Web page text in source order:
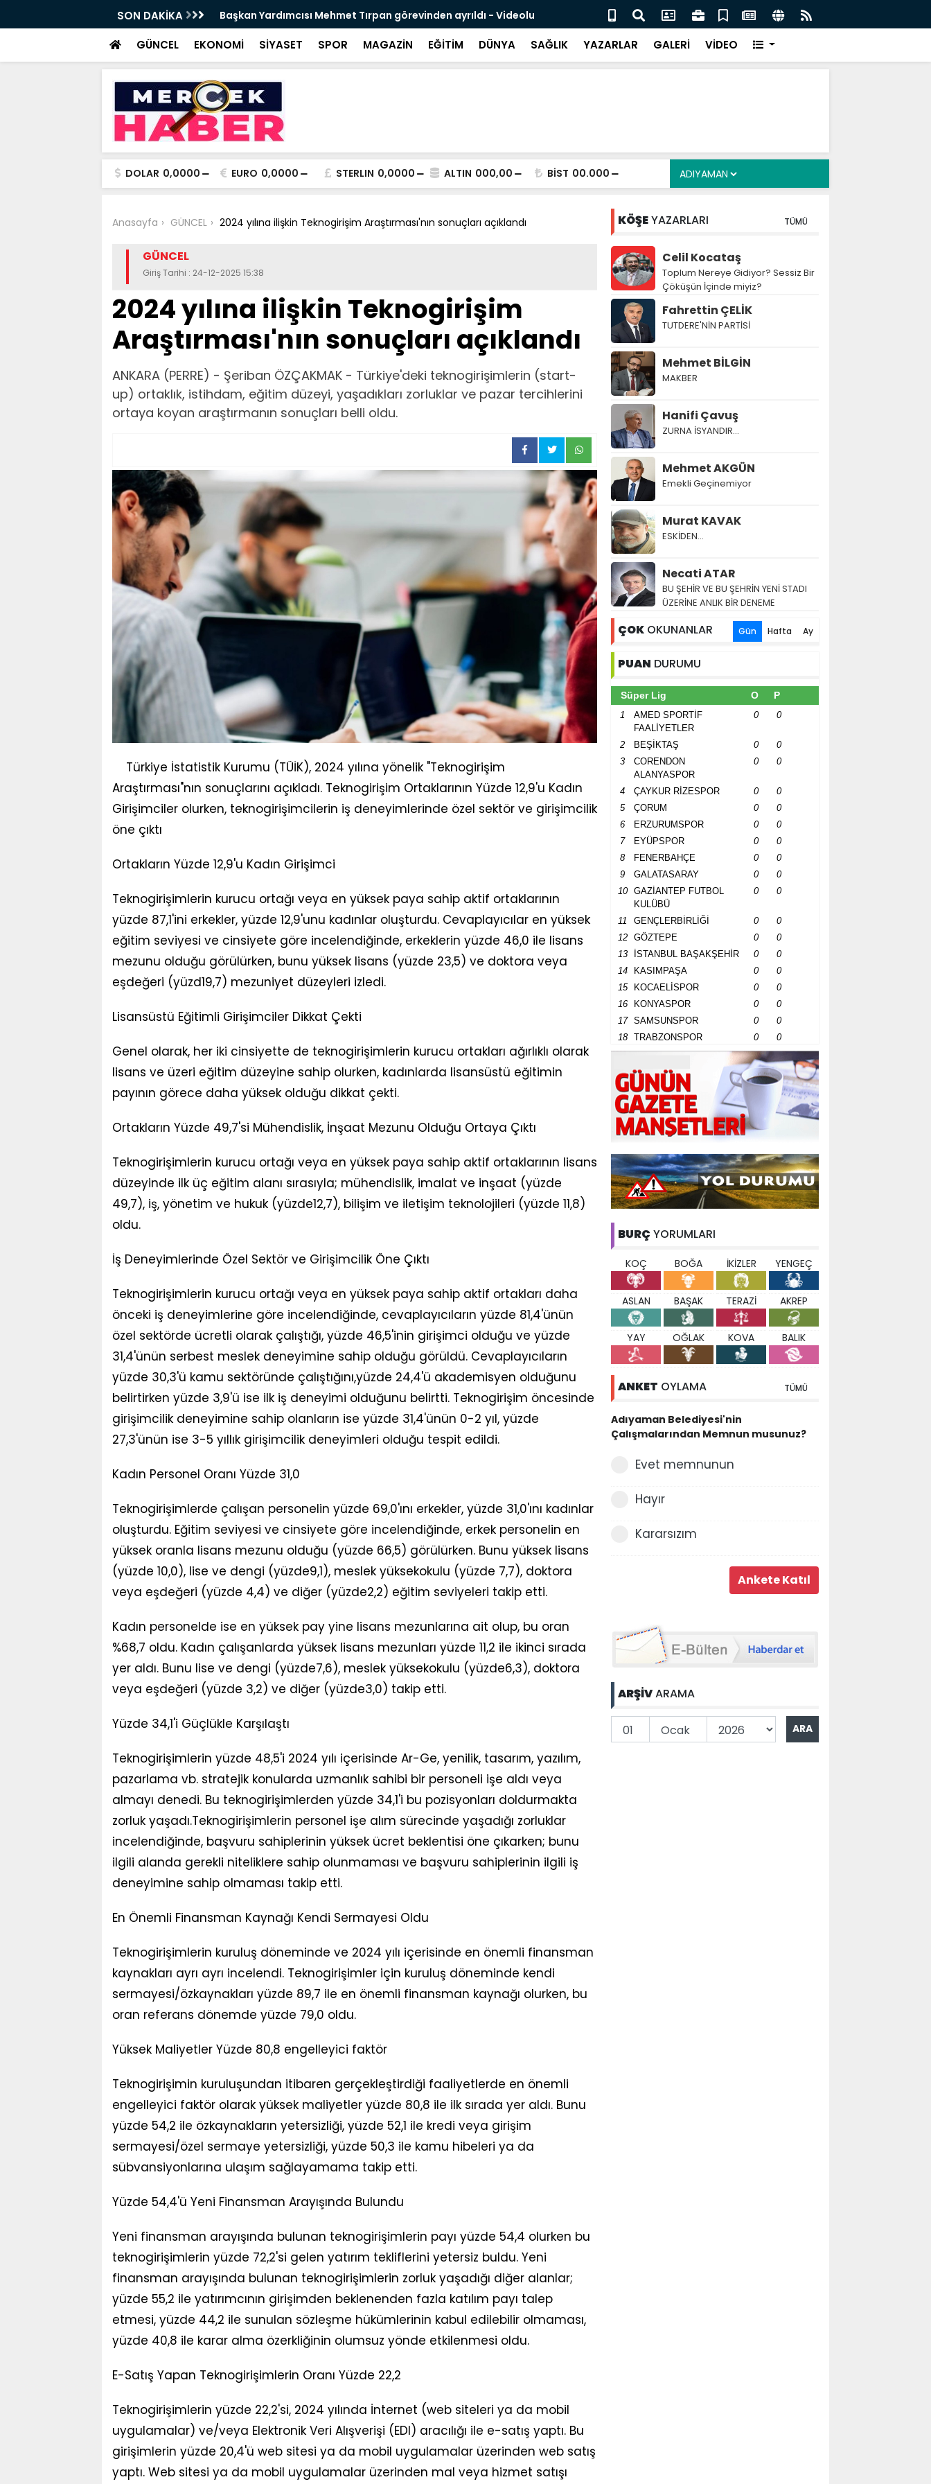
SON DAKİKA
Tırpan görevinden ayrıldı - Videolu Cevdet Yılmaz: Nitelikli İnsan Kaynağı İçin Milli Yetkinlik Hamlesi
TBMM’de Çocuklara Yönelik Düzenleme Teklifi Görüşmeleri
Tamamlandı
GÜNCEL EKONOMİ SİYASET SPOR MAGAZİN EĞİTİM DÜNYA SAĞLIK YAZARLAR GALERİ VİDEO
DOLAR 0,0000 EURO 0,0000 STERLIN 0,0000 ALTIN 000,00 BİST 00.000
Anasayfa GÜNCEL 2024 yılına ilişkin Teknogirişim Araştırması'nın sonuçları açıklandı
GÜNCEL
Giriş Tarihi : 24-12-2025 15:38
2024 yılına ilişkin Teknogirişim
Araştırması'nın sonuçları açıklandı
ANKARA (PERRE) - Şeriban ÖZÇAKMAK - Türkiye'deki teknogirişimlerin (start-
up) ortaklık, istihdam, eğitim düzeyi, yaşadıkları zorluklar ve pazar tercihlerini
ortaya koyan araştırmanın sonuçları belli oldu.
Türkiye İstatistik Kurumu (TÜİK), 2024 yılına yönelik "Teknogirişim
Araştırması"nın sonuçlarını açıkladı. Teknogirişim Ortaklarının Yüzde 12,9'u Kadın
Girişimciler olurken, teknogirişimcilerin iş deneyimlerinde özel sektör ve girişimcilik
öne çıktı
Ortakların Yüzde 12,9'u Kadın Girişimci
Teknogirişimlerin kurucu ortağı veya en yüksek paya sahip aktif ortaklarının
yüzde 87,1'ini erkekler, yüzde 12,9'unu kadınlar oluşturdu. Cevaplayıcılar en yüksek
eğitim seviyesi ve cinsiyete göre incelendiğinde, erkeklerin yüzde 46,0 ile lisans
mezunu olduğu görülürken, bunu yüksek lisans (yüzde 23,5) ve doktora veya
eşdeğeri (yüzd19,7) mezuniyet düzeyleri izledi.
Lisansüstü Eğitimli Girişimciler Dikkat Çekti
Genel olarak, her iki cinsiyette de teknogirişimlerin kurucu ortakları ağırlıklı olarak
lisans ve üzeri eğitim düzeyine sahip olurken, kadınlarda lisansüstü eğitimin
payının görece daha yüksek olduğu dikkat çekti.
Ortakların Yüzde 49,7'si Mühendislik, İnşaat Mezunu Olduğu Ortaya Çıktı
Teknogirişimlerin kurucu ortağı veya en yüksek paya sahip aktif ortaklarının lisans
düzeyinde ilk üç eğitim alanı sırasıyla; mühendislik, imalat ve inşaat (yüzde
49,7), iş, yönetim ve hukuk (yüzde12,7), bilişim ve iletişim teknolojileri (yüzde 11,8)
oldu.
İş Deneyimlerinde Özel Sektör ve Girişimcilik Öne Çıktı
Teknogirişimlerin kurucu ortağı veya en yüksek paya sahip aktif ortakları daha
önceki iş deneyimlerine göre incelendiğinde, cevaplayıcıların yüzde 81,4'ünün
özel sektörde ücretli olarak çalıştığı, yüzde 46,5'inin girişimci olduğu ve yüzde
31,4'ünün serbest meslek deneyimine sahip olduğu görüldü. Cevaplayıcıların
yüzde 30,3'ü kamu sektöründe çalıştığını,yüzde 24,4'ü akademisyen olduğunu
belirtirken yüzde 3,9'ü ise ilk iş deneyimi olduğunu belirtti. Teknogirişim öncesinde
girişimcilik deneyimine sahip olanların ise yüzde 31,4'ünün 0-2 yıl, yüzde
27,3'ünün ise 3-5 yıllık girişimcilik deneyimleri olduğu tespit edildi.
Kadın Personel Oranı Yüzde 31,0
Teknogirişimlerde çalışan personelin yüzde 69,0'ını erkekler, yüzde 31,0'ını kadınlar
oluşturdu. Eğitim seviyesi ve cinsiyete göre incelendiğinde, erkek personelin en
yüksek oranla lisans mezunu olduğu (yüzde 66,5) görülürken. Bunu yüksek lisans
(yüzde 10,0), lise ve dengi (yüzde9,1), meslek yüksekokulu (yüzde 7,7), doktora
veya eşdeğeri (yüzde 4,4) ve diğer (yüzde2,2) eğitim seviyeleri takip etti.
Kadın personelde ise en yüksek pay yine lisans mezunlarına ait olup, bu oran
%68,7 oldu. Kadın çalışanlarda yüksek lisans mezunları yüzde 11,2 ile ikinci sırada
yer aldı. Bunu lise ve dengi (yüzde7,6), meslek yüksekokulu (yüzde6,3), doktora
veya eşdeğeri (yüzde 3,2) ve diğer (yüzde3,0) takip etti.
Yüzde 34,1'i Güçlükle Karşılaştı
Teknogirişimlerin yüzde 48,5'i 2024 yılı içerisinde Ar-Ge, yenilik, tasarım, yazılım,
pazarlama vb. stratejik konularda uzmanlık sahibi bir personeli işe aldı veya
almayı denedi. Bu teknogirişimlerden yüzde 34,1'i bu pozisyonları doldurmakta
zorluk yaşadı.Teknogirişimlerin personel işe alım sürecinde yaşadığı zorluklar
incelendiğinde, başvuru sahiplerinin yüksek ücret beklentisi öne çıkarken; bunu
ilgili alanda gerekli niteliklere sahip olunmaması ve başvuru sahiplerinin ilgili iş
deneyimine sahip olmaması takip etti.
En Önemli Finansman Kaynağı Kendi Sermayesi Oldu
Teknogirişimlerin kuruluş döneminde ve 2024 yılı içerisinde en önemli finansman
kaynakları ayrı ayrı incelendi. Teknogirişimler için kuruluş döneminde kendi
sermayesi/özkaynakları yüzde 89,7 ile en önemli finansman kaynağı olurken, bu
oran referans dönemde yüzde 79,0 oldu.
Yüksek Maliyetler Yüzde 80,8 engelleyici faktör
Teknogirişimin kuruluşundan itibaren gerçekleştirdiği faaliyetlerde en önemli
engelleyici faktör olarak yüksek maliyetler yüzde 80,8 ile ilk sırada yer aldı. Bunu
yüzde 54,2 ile özkaynakların yetersizliği, yüzde 52,1 ile kredi veya girişim
sermayesi/özel sermaye yetersizliği, yüzde 50,3 ile kamu hibeleri ya da
sübvansiyonlarına ulaşım sağlayamama takip etti.
Yüzde 54,4'ü Yeni Finansman Arayışında Bulundu
Yeni finansman arayışında bulunan teknogirişimlerin payı yüzde 54,4 olurken bu
teknogirişimlerin yüzde 72,2'si gelen yatırım tekliflerini yetersiz buldu. Yeni
finansman arayışında bulunan teknogirişimlerin zorluk yaşadığı diğer alanlar;
yüzde 55,2 ile yatırımcının girişimden beklenenden fazla katılım payı talep
etmesi, yüzde 44,2 ile sunulan sözleşme hükümlerinin kabul edilebilir olmaması,
yüzde 40,8 ile karar alma özerkliğinin olumsuz yönde etkilenmesi oldu.
E-Satış Yapan Teknogirişimlerin Oranı Yüzde 22,2
Teknogirişimlerin yüzde 22,2'si, 2024 yılında İnternet (web siteleri ya da mobil
uygulamalar) ve/veya Elektronik Veri Alışverişi (EDI) aracılığı ile e-satış yaptı. Bu
girişimlerin yüzde 20,4'ü web sitesi ya da mobil uygulamalar üzerinden web satış
yaptı. Web sitesi ya da mobil uygulamalar üzerinden mal veya hizmet satışı
KÖŞEYAZARLARI TÜMÜ
Celil Kocataş
Toplum Nereye Gidiyor? Sessiz Bir
Çöküşün İçinde miyiz?
Fahrettin ÇELİK
TUTDERE'NİN PARTİSİ
Mehmet BİLGİN
MAKBER
Hanifi Çavuş
ZURNA İSYANDIR...
Mehmet AKGÜN
Emekli Geçinemiyor
Murat KAVAK
ESKİDEN...
Necati ATAR
BU ŞEHİR VE BU ŞEHRİN YENİ STADI
ÜZERİNE ANLIK BİR DENEME
ÇOK OKUNANLAR Gün Hafta Ay
PUAN DURUMU
Süper Lig O P
1
AMED SPORTİF
FAALİYETLER
0 0
2 BEŞİKTAŞ 0
0
3
CORENDON
ALANYASPOR
0 0
4 ÇAYKUR RİZESPOR 0
0
5
ÇORUM 0
0
6
ERZURUMSPOR 0
0
7
EYÜPSPOR 0
0
8
FENERBAHÇE 0
0
9
GALATASARAY 0
0
10
GAZİANTEP FUTBOL
KULÜBÜ
0 0
11 GENÇLERBİRLİĞİ 0
0
12
GÖZTEPE 0
0
13
İSTANBUL BAŞAKŞEHİR 0
0
14
KASIMPAŞA 0
0
15
KOCAELİSPOR 0
0
16
KONYASPOR 0
0
17
SAMSUNSPOR 0
0
18
TRABZONSPOR 0 0
BURÇ YORUMLARI
KOÇ BOĞA İKİZLER YENGEÇ
ASLAN BAŞAK TERAZİ AKREP
YAY OĞLAK KOVA BALIK
ANKET OYLAMA TÜMÜ
Adıyaman Belediyesi'nin
Çalışmalarından Memnun musunuz?
Evet memnunun
Hayır
Kararsızım
ARŞİVARAMA